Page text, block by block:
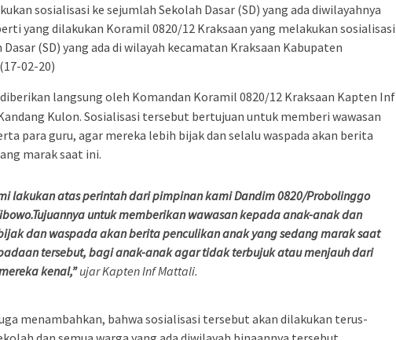
sosialisasi ke sejumlah Sekolah Dasar (SD) yang ada diwilayahnya
yang dilakukan Koramil 0820/12 Kraksaan yang melakukan sosialisasi
(SD) yang ada di wilayah kecamatan Kraksaan Kabupaten
02-20)
langsung oleh Komandan Koramil 0820/12 Kraksaan Kapten Inf
Kulon. Sosialisasi tersebut bertujuan untuk memberi wawasan
para guru, agar mereka lebih bijak dan selalu waspada akan berita
marak saat ini.
lakukan atas perintah dari pimpinan kami Dandim 0820/Probolinggo
untuk memberikan wawasan kepada anak-anak dan
dan waspada akan berita penculikan anak yang sedang marak saat
tersebut, bagi anak-anak agar tidak terbujuk atau menjauh dari
kenal,”ujar Kapten Inf Mattali.
menambahkan, bahwa sosialisasi tersebut akan dilakukan terus-